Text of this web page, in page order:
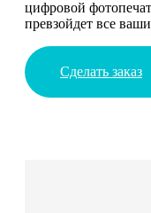
цифровой
превзойдет все
Сделать заказ